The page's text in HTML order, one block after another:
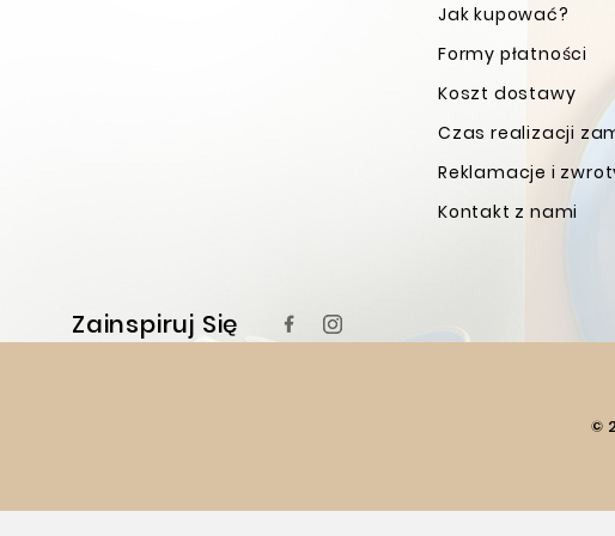
Jak kupować?
Formy płatności
Koszt dostawy
Czas realizacji
Reklamacje i
Kontakt z nami
Zainspiruj Się
©